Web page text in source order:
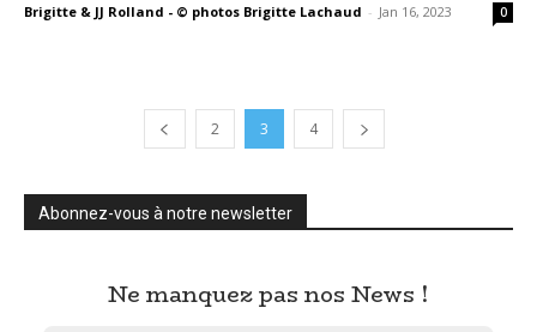
Brigitte & JJ Rolland - © photos Brigitte Lachaud - Jan 16, 2023 0
2 3 4
Abonnez-vous à notre newsletter
Ne manquez pas nos News !